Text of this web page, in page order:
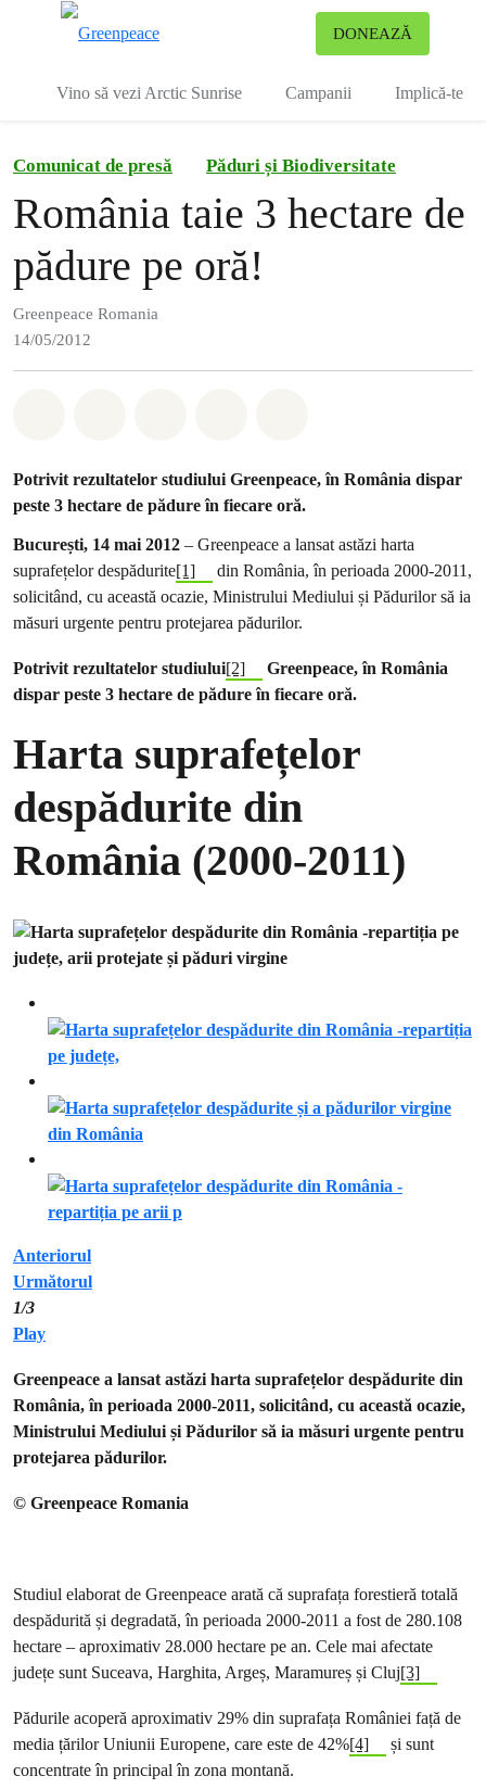
DONEAZĂ
Vino să vezi Arctic Sunrise Campanii Implică-te
Comunicat de presă Păduri și Biodiversitate
România taie 3 hectare de
pădure pe oră!
Greenpeace Romania
14/05/2012
Potrivit rezultatelor studiului Greenpeace, în România dispar
peste 3 hectare de pădure în fiecare oră.
București, 14 mai 2012 – Greenpeace a lansat astăzi harta
suprafețelor despădurite[1]
din România, în perioada 2000-2011,
solicitând, cu această ocazie, Ministrului Mediului și Pădurilor să ia
măsuri urgente pentru protejarea pădurilor.
Potrivit rezultatelor studiului[2]
Greenpeace, în România
dispar peste 3 hectare de pădure în fiecare oră.
Harta suprafețelor
despădurite din
România (2000-2011)
Anteriorul
Următorul
1/3
Play
Greenpeace a lansat astăzi harta suprafețelor despădurite din
România, în perioada 2000-2011, solicitând, cu această ocazie,
Ministrului Mediului și Pădurilor să ia măsuri urgente pentru
protejarea pădurilor.
© Greenpeace Romania
Studiul elaborat de Greenpeace arată că suprafața forestieră totală
despădurită și degradată, în perioada 2000-2011 a fost de 280.108
hectare – aproximativ 28.000 hectare pe an. Cele mai afectate
județe sunt Suceava, Harghita, Argeș, Maramureș și Cluj[3]
Pădurile acoperă aproximativ 29% din suprafața României față de
media țărilor Uniunii Europene, care este de 42%[4]
și sunt
concentrate în principal în zona montană.